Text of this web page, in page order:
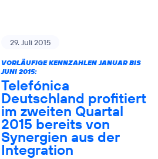
29. Juli 2015
VORLÄUFIGE KENNZAHLEN JANUAR BIS
JUNI 2015:
Telefónica
Deutschland profitiert
im zweiten Quartal
2015 bereits von
Synergien aus der
Integration